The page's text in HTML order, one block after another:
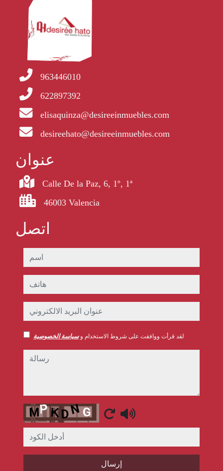
963446010
622897392
elisaquinza@desireeinmuebles.com
desireehato@desireeinmuebles.com
عنوان
Calle De la Paz, 6, 1º, 1ª
46003 Valencia
اتصل
هاتف
عنوان البريد الالكتروني
لقد قرأت ووافقت على شروط الاستخدام وسياسة الخصوصية
رسالة
Captcha
إرسال